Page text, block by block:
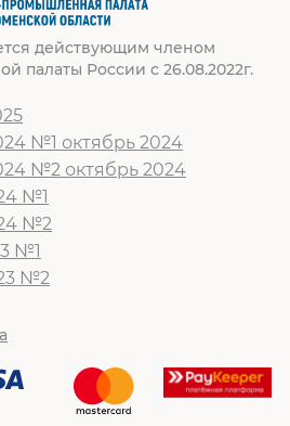
действующим членом
палаты России с 26.08.2022г.
№1 октябрь 2024
№2 октябрь 2024
№1
№2
№1
№2